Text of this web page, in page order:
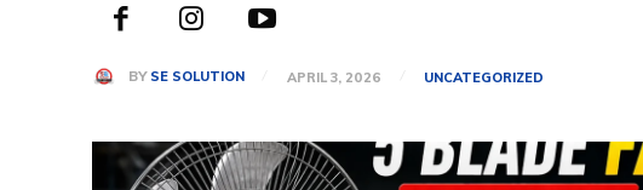
BY SE SOLUTION APRIL 3, 2026 UNCATEGORIZED